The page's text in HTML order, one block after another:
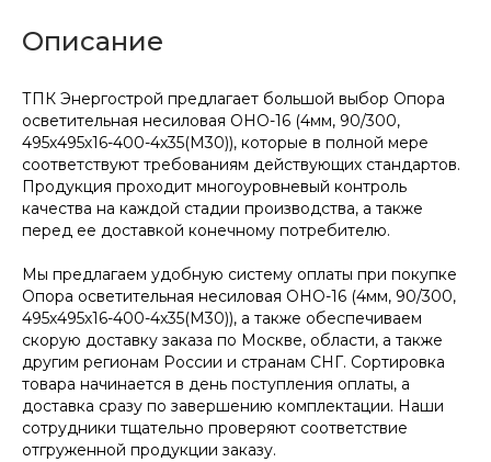
Описание
ТПК Энергострой предлагает большой выбор Опора
осветительная несиловая ОНО-16 (4мм, 90/300,
495х495х16-400-4х35(М30)), которые в полной мере
соответствуют требованиям действующих стандартов.
Продукция проходит многоуровневый контроль
качества на каждой стадии производства, а также
перед ее доставкой конечному потребителю.
Мы предлагаем удобную систему оплаты при покупке
Опора осветительная несиловая ОНО-16 (4мм, 90/300,
495х495х16-400-4х35(М30)), а также обеспечиваем
скорую доставку заказа по Москве, области, а также
другим регионам России и странам СНГ. Сортировка
товара начинается в день поступления оплаты, а
доставка сразу по завершению комплектации. Наши
сотрудники тщательно проверяют соответствие
отгруженной продукции заказу.